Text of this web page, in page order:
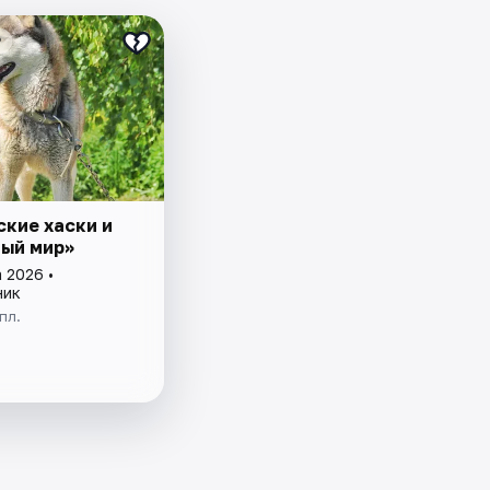
хаски и
мир»
2026 •